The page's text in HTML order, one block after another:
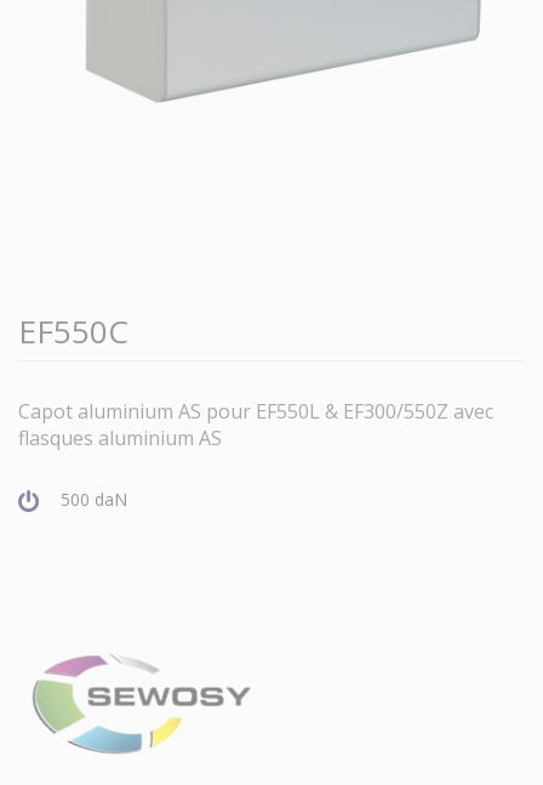
EF550C
Capot aluminium AS pour EF550L & EF300/550Z avec
flasques aluminium AS
500 daN